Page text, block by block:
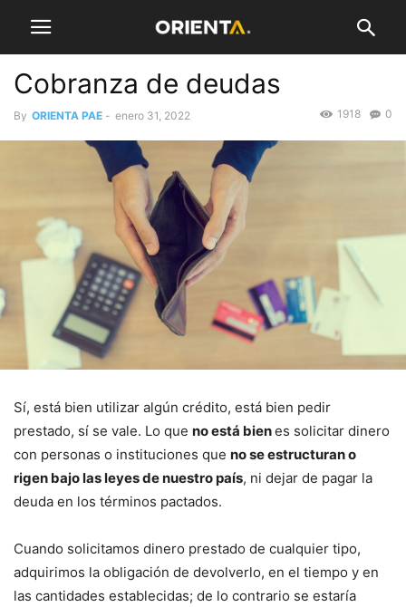
Cobranza de deudas
By ORIENTA PAE - enero 31, 2022 0
1918
Sí, está bien utilizar algún crédito, está bien pedir
prestado, sí se vale. Lo que no está bienes solicitar dinero
con personas o instituciones que no se estructuran o
rigen bajo las leyes de nuestro país, ni dejar de pagar la
deuda en los términos pactados.
Cuando solicitamos dinero prestado de cualquier tipo,
adquirimos la obligación de devolverlo, en el tiempo y en
las cantidades establecidas; de lo contrario se estaría